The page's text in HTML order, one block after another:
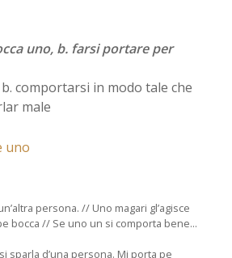
uno, b. farsi portare per
comportarsi in modo tale che
male
uno
persona. // Uno magari gl’agisce
bocca // Se uno un si comporta bene...
sparla d’una persona. Mi porta pe